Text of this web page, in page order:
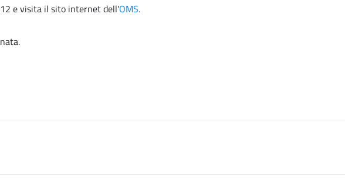
e visita il sito internetdell'OMS.